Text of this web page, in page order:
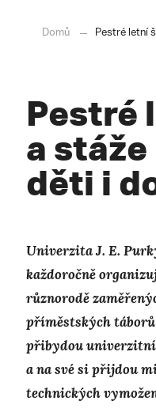
Domů Pestré letní
Pestré
a stáže
děti i
Univerzita J. E.
každoročně
různorodě
příměstských
přibydou univerzitní
a na své si přijdou
technických